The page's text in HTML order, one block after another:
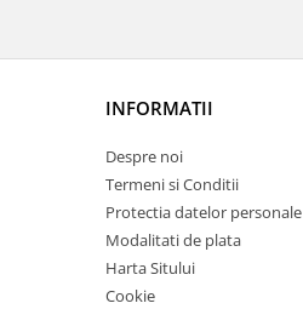
INFORMATII
Despre noi
Termeni si Conditii
Protectia datelor personale
Modalitati de plata
Harta Sitului
Cookie